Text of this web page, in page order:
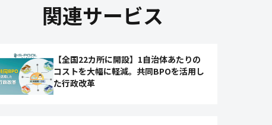
関連サービス
【全国22カ所に開設】1自治体あたりの
コストを大幅に軽減。共同BPOを活用し
た行政改革